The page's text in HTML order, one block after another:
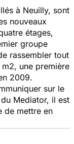
à Neuilly, sont
nouveaux
étages,
groupe
rassembler tout
une première
2009.
sur le
Mediator, il est
de mettre en